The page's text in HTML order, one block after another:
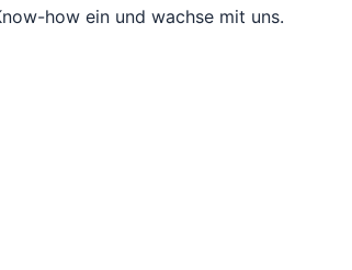
how ein und wachse mit uns.